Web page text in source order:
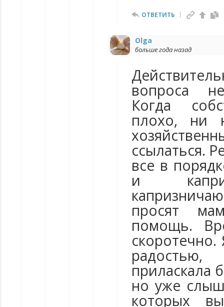
ОТВЕТИТЬ
Olga
больше года назад
вопроса
Когда
плохо, ни
ссылаться.
все в
и
просят
помощь.
приласкала
но уже
которых